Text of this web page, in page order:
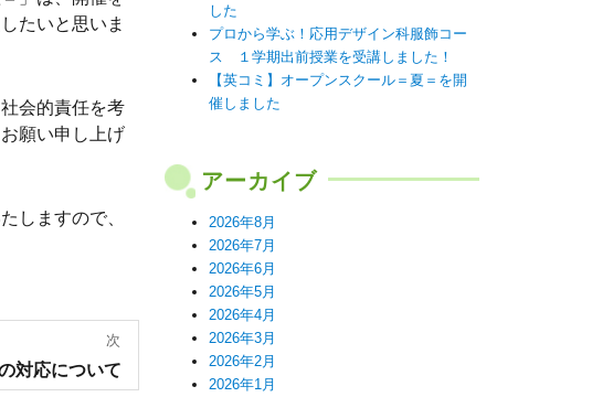
たいと思いま
会的責任を考
願い申し上げ
しますので、
次
対応について
した
プロから学ぶ！応用デザイン科服飾コー
ス １学期出前授業を受講しました！
【英コミ】オープンスクール＝夏＝を開
催しました
アーカイブ
2026年8月
2026年7月
2026年6月
2026年5月
2026年4月
2026年3月
2026年2月
2026年1月